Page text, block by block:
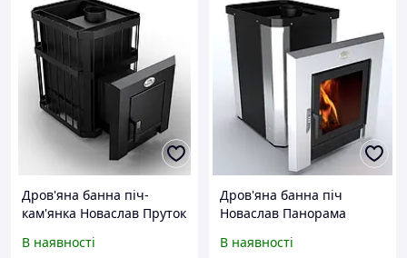
Дров'яна банна піч-
кам'янка Новаслав Пруток
В наявності
Дров'яна банна піч
Новаслав Панорама
В наявності